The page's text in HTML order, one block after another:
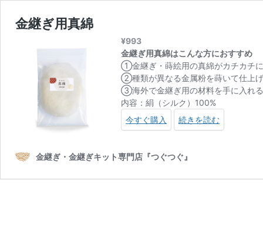
金継ぎ用真綿
¥993
金継ぎ用真綿はこんな方におすすめ
①金継ぎ・蒔絵用の真綿がカチカチ
②種類が異なる金属粉を蒔いて仕上
③海外で金継ぎ用の材料を手に入れ
内容：絹（シルク）100%
今すぐ購入
続きを読む
金継ぎ・金継ぎキット専門店『つぐつぐ』